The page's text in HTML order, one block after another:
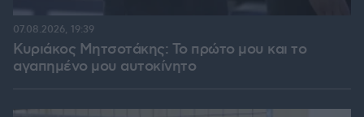
Κυριάκος Μητσοτάκης: Το πρώτο μου και το
αγαπημένο μου αυτοκίνητο
07.08.2026, 19:39